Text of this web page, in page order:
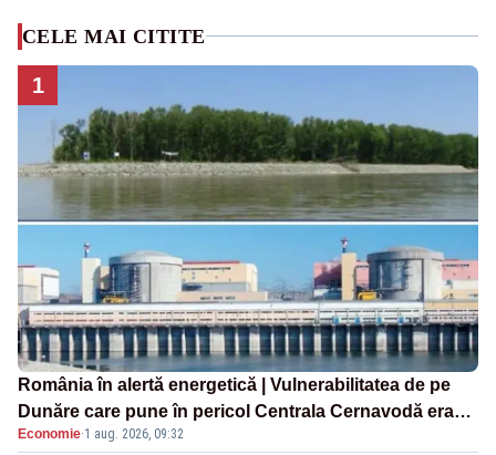
CELE MAI CITITE
1
România în alertă energetică | Vulnerabilitatea de pe
Dunăre care pune în pericol Centrala Cernavodă era
cunoscută de pe vremea lui Ceaușescu
Economie·1 aug. 2026, 09:32